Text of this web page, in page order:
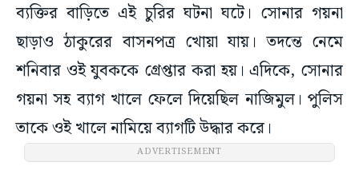
ব্যক্তির বাড়িতে এই চুরির ঘটনা ঘটে। সোনার গয়না
ছাড়াও ঠাকুরের বাসনপত্র খোয়া যায়। তদন্তে নেমে
শনিবার ওই যুবককে গ্রেপ্তার করা হয়। এদিকে, সোনার
গয়না সহ ব্যাগ খালে ফেলে দিয়েছিল নাজিমুল। পুলিস
তাকে ওই খালে নামিয়ে ব্যাগটি উদ্ধার করে।
ADVERTISEMENT